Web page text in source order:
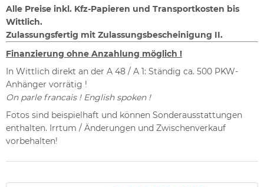
Alle Preise inkl. Kfz-Papieren und Transportkosten bis
Wittlich.
Zulassungsfertig mit Zulassungsbescheinigung II.
Finanzierung ohne Anzahlung möglich !
In Wittlich direkt an der A 48 / A 1: Ständig ca. 500 PKW-
Anhänger vorrätig !
On parle francais ! English spoken !
Fotos sind beispielhaft und können Sonderausstattungen
enthalten. Irrtum / Änderungen und Zwischenverkauf
vorbehalten!